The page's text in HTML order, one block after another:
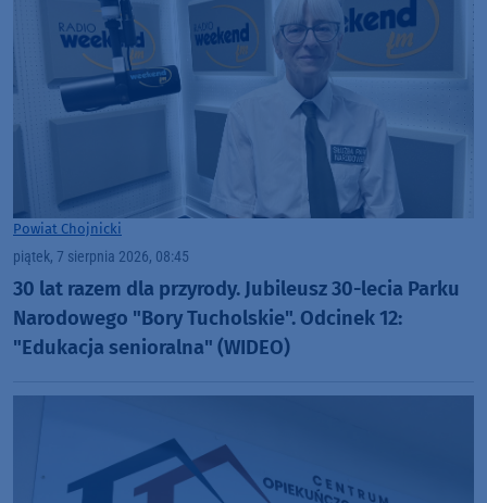
Powiat Chojnicki
piątek, 7 sierpnia 2026, 08:45
30 lat razem dla przyrody. Jubileusz 30-lecia Parku
Narodowego "Bory Tucholskie". Odcinek 12:
"Edukacja senioralna" (WIDEO)